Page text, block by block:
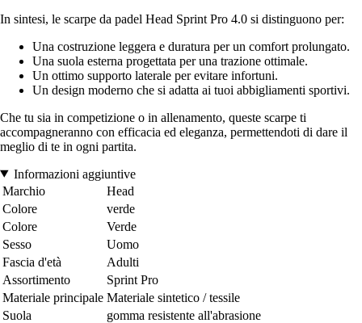
In sintesi, le scarpe da padel Head Sprint Pro 4.0 si distinguono per:
Una costruzione leggera e duratura per un comfort prolungato.
Una suola esterna progettata per una trazione ottimale.
Un ottimo supporto laterale per evitare infortuni.
Un design moderno che si adatta ai tuoi abbigliamenti sportivi.
Che tu sia in competizione o in allenamento, queste scarpe ti
accompagneranno con efficacia ed eleganza, permettendoti di dare il
meglio di te in ogni partita.
Informazioni aggiuntive
Marchio
Head
Colore
verde
Colore
Verde
Sesso
Uomo
Fascia d'età
Adulti
Assortimento
Sprint Pro
Materiale principale Materiale sintetico / tessile
Suola
gomma resistente all'abrasione